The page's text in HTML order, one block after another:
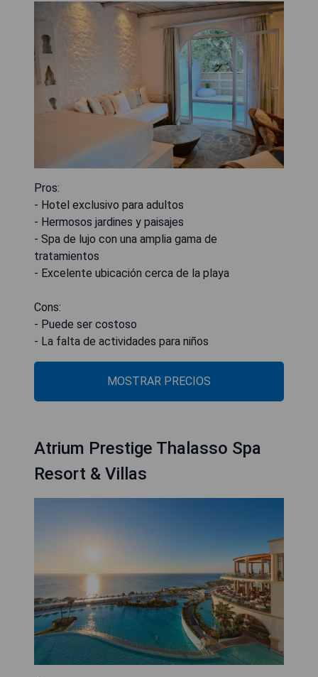
Pros:
- Hotel exclusivo para adultos
- Hermosos jardines y paisajes
- Spa de lujo con una amplia gama de
tratamientos
- Excelente ubicación cerca de la playa
Cons:
- Puede ser costoso
- La falta de actividades para niños
MOSTRAR PRECIOS
Atrium Prestige Thalasso Spa
Resort & Villas